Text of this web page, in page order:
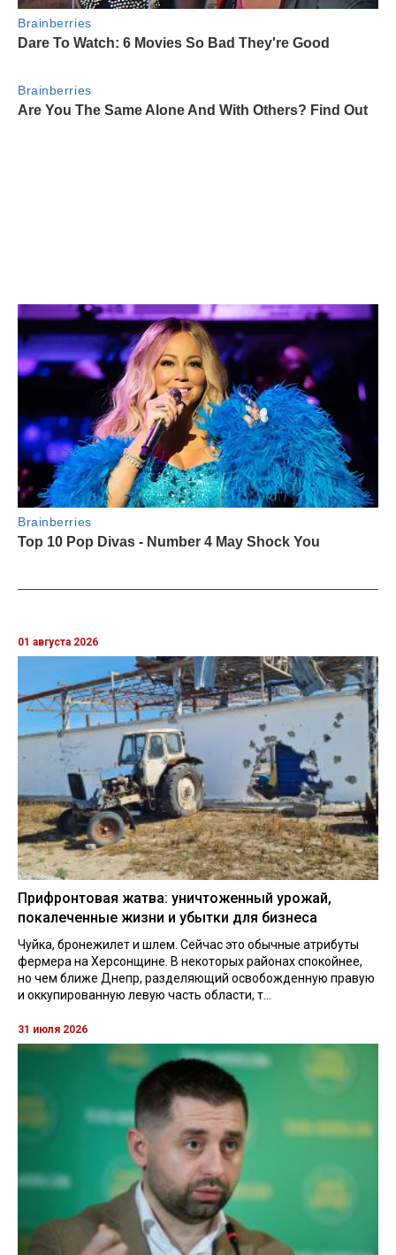
01 августа 2026
Прифронтовая жатва: уничтоженный урожай,
покалеченные жизни и убытки для бизнеса
Чуйка, бронежилет и шлем. Сейчас это обычные атрибуты
фермера на Херсонщине. В некоторых районах спокойнее,
но чем ближе Днепр, разделяющий освобожденную правую
и оккупированную левую часть области, т...
31 июля 2026